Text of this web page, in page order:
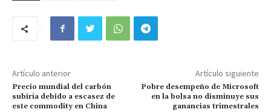
Artículo anterior
Precio mundial del carbón
subiría debido a escasez de
este commodity en China
Artículo siguiente
Pobre desempeño de Microsoft
en la bolsa no disminuye sus
ganancias trimestrales